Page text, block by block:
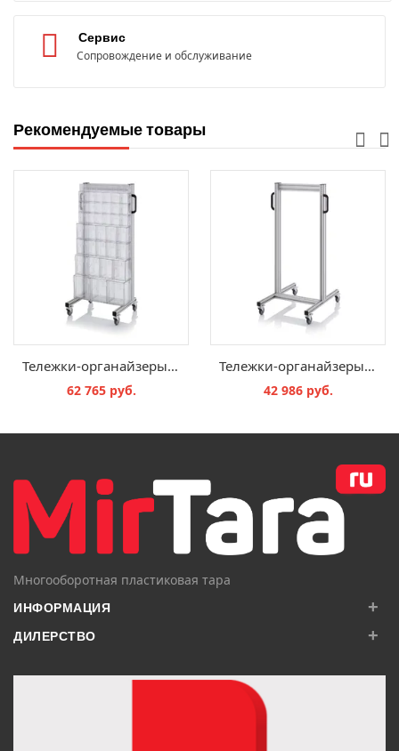
Сервис
Сопровождение и обслуживание
Рекомендуемые товары
Тележки-органайзеры для опрокидываемых ящиков SK.L.GB
62 765 руб.
Тележки-органайзеры для опрокидываемых ящиков SK.T
42 986 руб.
Многооборотная пластиковая тара
ИНФОРМАЦИЯ +
ДИЛЕРСТВО +